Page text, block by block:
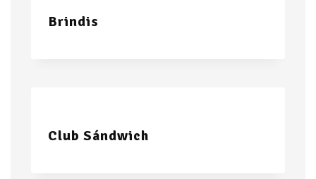
Brindis
Club Sándwich